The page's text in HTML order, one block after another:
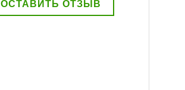
ОСТАВИТЬ ОТЗЫВ